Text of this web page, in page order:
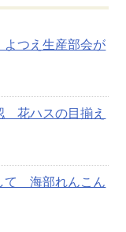
つえ生産部会が
花ハスの目揃え
て 海部れんこん